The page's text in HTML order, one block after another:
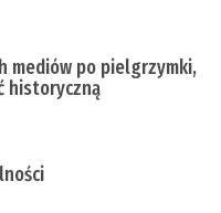
mediów po pielgrzymki,
historyczną